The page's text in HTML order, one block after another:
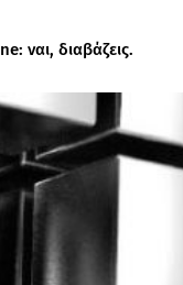
ναι, διαβάζεις.